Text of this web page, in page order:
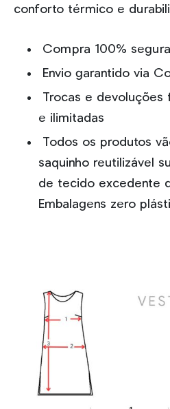
conforto térmico e
Compra 100% segura
Envio garantido via
Trocas e devoluções
e ilimitadas
Todos os produtos
saquinho reutilizável
de tecido excedente
Embalagens zero